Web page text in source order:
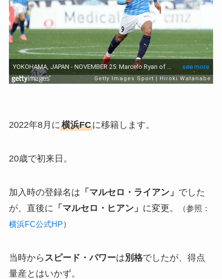
2022年8月に横浜FCに移籍します。
20歳で初来日。
加入時の登録名は 「マルセロ・ライアン」 でした
が、直後に 「マルセロ・ヒアン」 に変更。
（参照：
横浜FC公式HP）
当時から スピード・パワーは別格でしたが、得点
量産とはいかず。